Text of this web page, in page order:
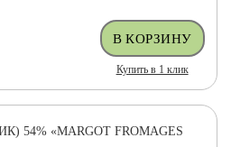
Купить в 1 клик
«MARGOT FROMAGES